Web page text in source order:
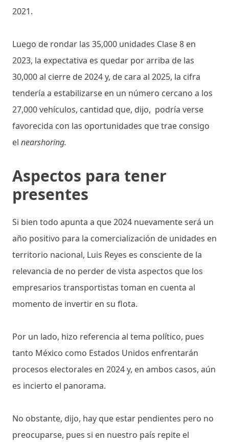
2021.
Luego de rondar las 35,000 unidades Clase 8 en
2023, la expectativa es quedar por arriba de las
30,000 al cierre de 2024 y, de cara al 2025, la cifra
tendería a estabilizarse en un número cercano a los
27,000 vehículos, cantidad que, dijo, podría verse
favorecida con las oportunidades que trae consigo
el nearshoring.
Aspectos para tener
presentes
Si bien todo apunta a que 2024 nuevamente será un
año positivo para la comercialización de unidades en
territorio nacional, Luis Reyes es consciente de la
relevancia de no perder de vista aspectos que los
empresarios transportistas toman en cuenta al
momento de invertir en su flota.
Por un lado, hizo referencia al tema político, pues
tanto México como Estados Unidos enfrentarán
procesos electorales en 2024 y, en ambos casos, aún
es incierto el panorama.
No obstante, dijo, hay que estar pendientes pero no
preocuparse, pues si en nuestro país repite el